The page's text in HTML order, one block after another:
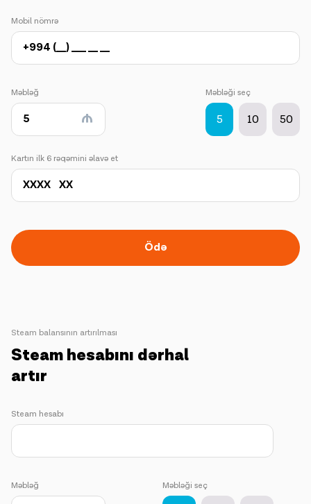
Mobil nömrə
Məbləğ Məbləği seç
5 10 50
Kartın ilk 6 rəqəmini əlavə et
Ödə
Steam balansının artırılması
Steam hesabını dərhal
artır
Steam hesabı
Məbləğ Məbləği seç